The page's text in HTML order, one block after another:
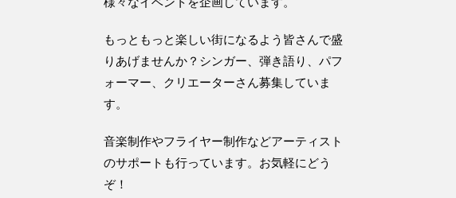
もっともっと楽しい街になるよう皆さんで盛
りあげませんか？シンガー、弾き語り、パフ
ォーマー、クリエーターさん募集していま
す。
音楽制作やフライヤー制作などアーティスト
のサポートも行っています。お気軽にどう
ぞ！